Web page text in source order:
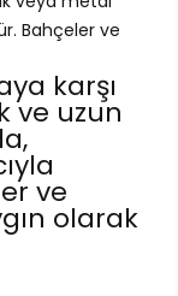
Bahçeler ve
karşı
ve uzun
ve
olarak